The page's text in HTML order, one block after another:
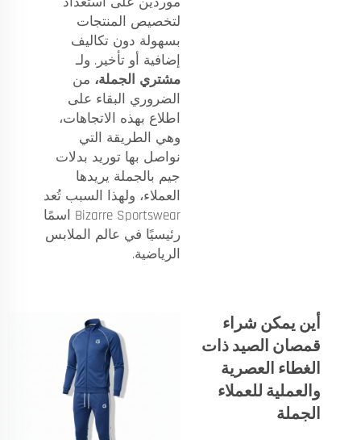
لتخصيص المنتجات
بسهولة دون تكاليف
إضافية أو تأخير. ولـ
مشتري الجملة، من
الضروري البقاء على
اطلاع بهذه الاتجاهات،
وهي الطريقة التي
نواصل بها توريد بدلات
جيم بالجملة يريدها
العملاء، ولهذا السبب تُعد
Bizarre Sportswear اسمًا
رئيسيًا في عالم الملابس
الرياضية.
أين يمكن شراء
قمصان الصيد ذات
الغطاء العصرية
والعملية للعملاء
الجملة